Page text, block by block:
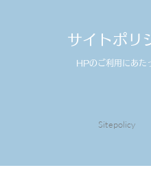
サイトポリ
HPのご利用にあた
Sitepolicy